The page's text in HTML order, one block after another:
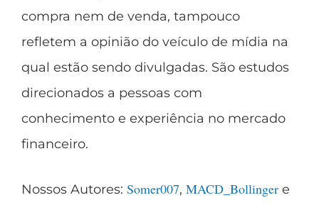
compra nem de venda, tampouco
refletem a opinião do veículo de mídia na
qual estão sendo divulgadas. São estudos
direcionados a pessoas com
conhecimento e experiência no mercado
financeiro.
Nossos Autores: Somer007, MACD_Bollinger e